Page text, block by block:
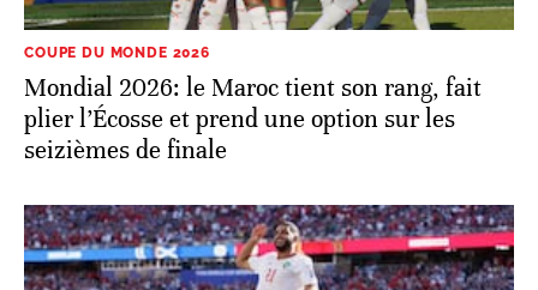
COUPE DU MONDE 2026
Mondial 2026: le Maroc tient son rang, fait
plier l’Écosse et prend une option sur les
seizièmes de finale